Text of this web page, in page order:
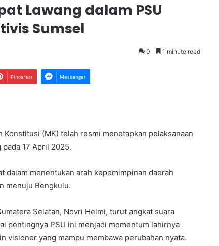
Lawang dalam PSU
Sumsel
0 1 minute read
Pinterest Messenger
Konstitusi (MK) telah resmi menetapkan pelaksanaan
pada 17 April 2025.
dalam menentukan arah kepemimpinan daerah
menuju Bengkulu.
Selatan, Novri Helmi, turut angkat suara
pentingnya PSU ini menjadi momentum lahirnya
visioner yang mampu membawa perubahan nyata.